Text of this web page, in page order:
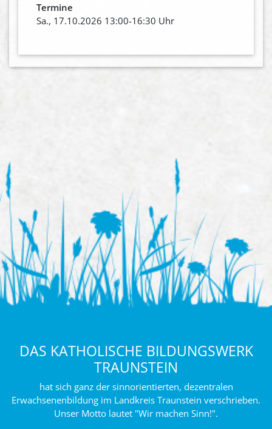
Termine
Sa., 17.10.2026 13:00-16:30 Uhr
DAS KATHOLISCHE BILDUNGSWERK
TRAUNSTEIN
hat sich ganz der sinnorientierten, dezentralen
Erwachsenenbildung im Landkreis Traunstein verschrieben.
Unser Motto lautet "Wir machen Sinn!".